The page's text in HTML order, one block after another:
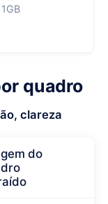
quadro
clareza
do